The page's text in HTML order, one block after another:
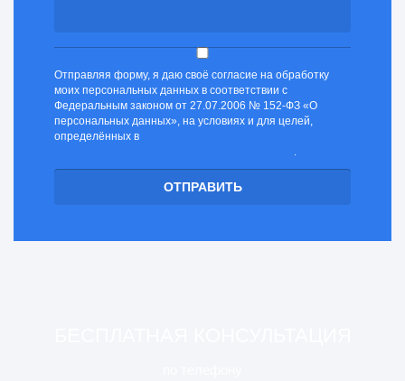
Отправляя форму, я даю своё согласие на обработку
моих персональных данных в соответствии с
Федеральным законом от 27.07.2006 № 152-ФЗ «О
персональных данных», на условиях и для целей,
определённых в
.